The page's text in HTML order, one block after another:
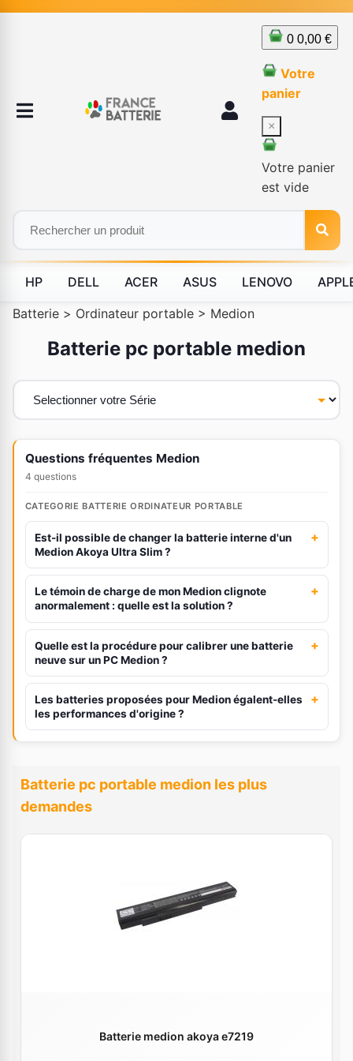
0 0,00 €
Votre
panier
×
Votre panier
est vide
HP DELL ACER ASUS LENOVO
Batterie > Ordinateur portable > Medion
Batterie pc portable medion
Questions fréquentes Medion
4 questions
CATEGORIE BATTERIE ORDINATEUR PORTABLE
Est-il possible de changer la batterie interne d'un
Medion Akoya Ultra Slim ?
+
Le témoin de charge de mon Medion clignote
anormalement : quelle est la solution ?
+
Quelle est la procédure pour calibrer une batterie
neuve sur un PC Medion ?
+
Les batteries proposées pour Medion égalent-elles
les performances d'origine ?
+
Batterie pc portable medion les plus
demandes
Batterie medion akoya e7219